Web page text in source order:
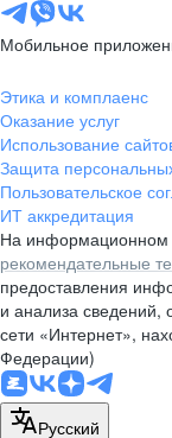
Мобильное
Этика и комплаенс
Оказание услуг
Использование
Защита
Пользовательское
ИТ аккредитация
На информационном
рекомендательные
предоставления
и анализа сведений,
сети «Интернет»,
Федерации)
Русский